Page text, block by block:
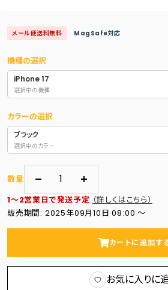
価
格
メール便送料無料 MagSafe対応
機種の選択
iPhone 17
選択中の機種
カラーの選択
ブラック
選択中のカラー
数量
量
を
す
数
量
を
す
1～2営業日で発送予定 （詳しくはこちら）
販売期間: 2025年09月10日 08:00 〜
カートに追加す
お気に入りに